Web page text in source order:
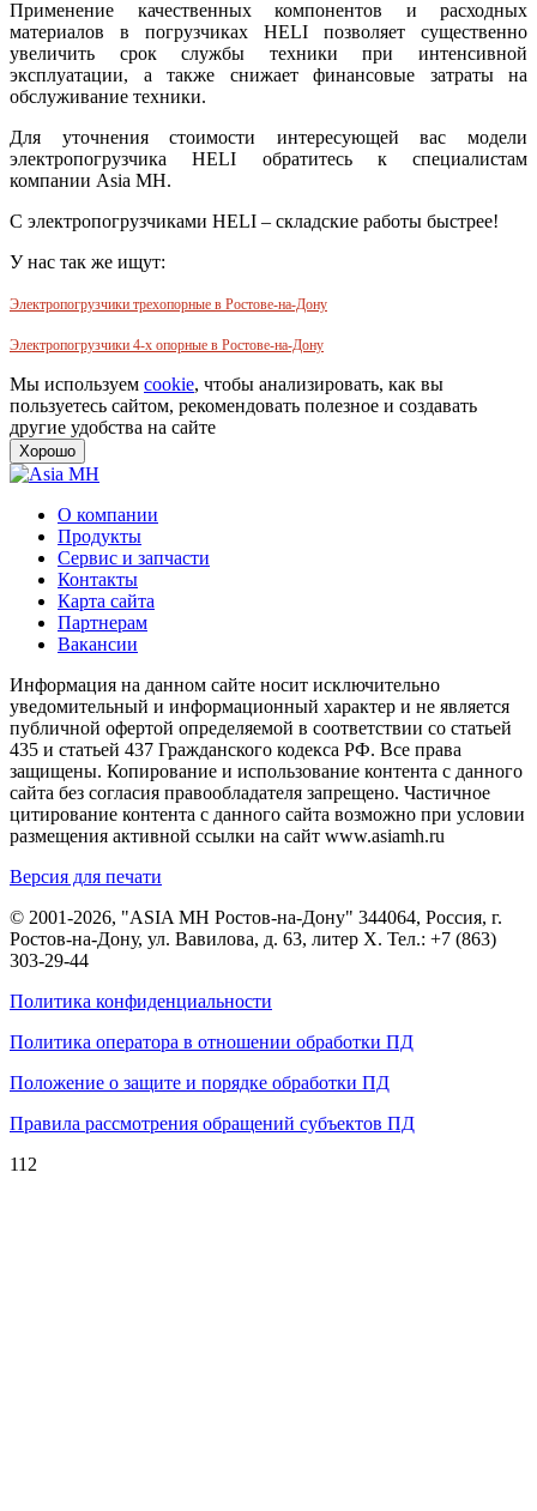
Применение качественных компонентов и расходных
материалов в погрузчиках HELI позволяет существенно
увеличить срок службы техники при интенсивной
эксплуатации, а также снижает финансовые затраты на
обслуживание техники.
Для уточнения стоимости интересующей вас модели
электропогрузчика HELI обратитесь к специалистам
компании Asia MH.
С электропогрузчиками HELI – складские работы быстрее!
У нас так же ищут:
Электропогрузчики трехопорные в Ростове-на-Дону
Электропогрузчики 4-х опорные в Ростове-на-Дону
Мы используем cookie, чтобы анализировать, как вы
пользуетесь сайтом, рекомендовать полезное и создавать
другие удобства на сайте
Хорошо
О компании
Продукты
Сервис и запчасти
Контакты
Карта сайта
Партнерам
Вакансии
Информация на данном сайте носит исключительно
уведомительный и информационный характер и не является
публичной офертой определяемой в соответствии со статьей
435 и статьей 437 Гражданского кодекса РФ. Все права
защищены. Копирование и использование контента с данного
сайта без согласия правообладателя запрещено. Частичное
цитирование контента с данного сайта возможно при условии
размещения активной ссылки на сайт www.asiamh.ru
Версия для печати
© 2001-2026, "ASIA MH Ростов-на-Дону" 344064, Россия, г.
Ростов-на-Дону, ул. Вавилова, д. 63, литер Х. Тел.: +7 (863)
303-29-44
Политика конфиденциальности
Политика оператора в отношении обработки ПД
Положение о защите и порядке обработки ПД
Правила рассмотрения обращений субъектов ПД
112